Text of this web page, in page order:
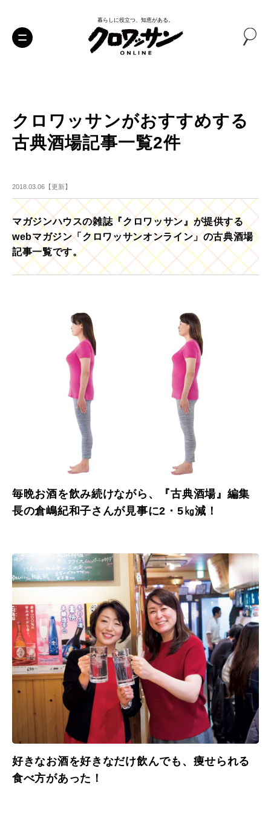
暮らしに役立つ、知恵がある。
クロワッサンがおすすめする
古典酒場記事一覧2件
2018.03.06【更新】
マガジンハウスの雑誌『クロワッサン』が提供する
webマガジン「クロワッサンオンライン」の古典酒場
記事一覧です。
毎晩お酒を飲み続けながら、『古典酒場』編集
長の倉嶋紀和子さんが見事に2・5㎏減！
好きなお酒を好きなだけ飲んでも、痩せられる
食べ方があった！